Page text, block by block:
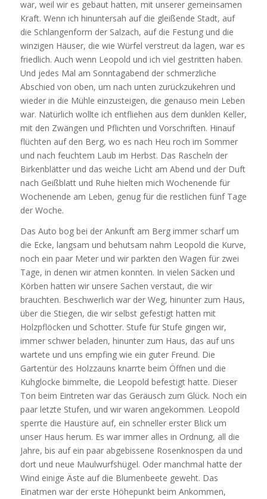
war, weil wir es gebaut hatten, mit unserer gemeinsamen
Kraft. Wenn ich hinuntersah auf die gleißende Stadt, auf
die Schlangenform der Salzach, auf die Festung und die
winzigen Häuser, die wie Würfel verstreut da lagen, war es
friedlich. Auch wenn Leopold und ich viel gestritten haben.
Und jedes Mal am Sonntagabend der schmerzliche
Abschied von oben, um nach unten zurückzukehren und
wieder in die Mühle einzusteigen, die genauso mein Leben
war. Natürlich wollte ich entfliehen aus dem dunklen Keller,
mit den Zwängen und Pflichten und Vorschriften. Hinauf
flüchten auf den Berg, wo es nach Heu roch im Sommer
und nach feuchtem Laub im Herbst. Das Rascheln der
Birkenblätter und das weiche Licht am Abend und der Duft
nach Geißblatt und Ruhe hielten mich Wochenende für
Wochenende am Leben, genug für die restlichen fünf Tage
der Woche.
Das Auto bog bei der Ankunft am Berg immer scharf um
die Ecke, langsam und behutsam nahm Leopold die Kurve,
noch ein paar Meter und wir parkten den Wagen für zwei
Tage, in denen wir atmen konnten. In vielen Säcken und
Körben hatten wir unsere Sachen verstaut, die wir
brauchten. Beschwerlich war der Weg, hinunter zum Haus,
über die Stiegen, die wir selbst gefestigt hatten mit
Holzpflöcken und Schotter. Stufe für Stufe gingen wir,
immer schwer beladen, hinunter zum Haus, das auf uns
wartete und uns empfing wie ein guter Freund. Die
Gartentür des Holzzauns knarrte beim Öffnen und die
Kuhglocke bimmelte, die Leopold befestigt hatte. Dieser
Ton beim Eintreten war das Geräusch zum Glück. Noch ein
paar letzte Stufen, und wir waren angekommen. Leopold
sperrte die Haustüre auf, ein schneller erster Blick um
unser Haus herum. Es war immer alles in Ordnung, all die
Jahre, bis auf ein paar abgebissene Rosenknospen da und
dort und neue Maulwurfshügel. Oder manchmal hatte der
Wind einige Äste auf die Blumenbeete geweht. Das
Einatmen war der erste Höhepunkt beim Ankommen,